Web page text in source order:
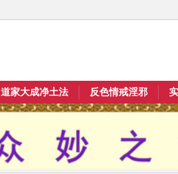
道家大成净土法 反色情戒淫邪